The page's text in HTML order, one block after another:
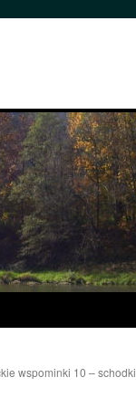
wspominki 10 – schodki